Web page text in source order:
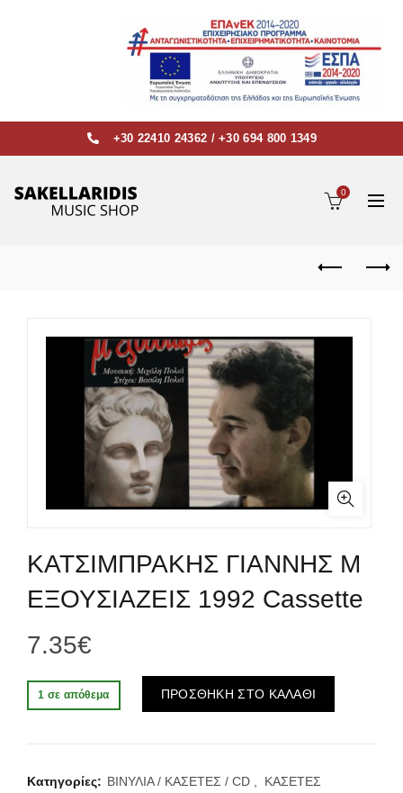
+30 22410 24362 /+30 694 800 1349
0
ΚΑΤΣΙΜΠΡΑΚΗΣ ΓΙΑΝΝΗΣ Μ
ΕΞΟΥΣΙΑΖΕΙΣ 1992 Cassette
7.35€
1 σε απόθεμα ΠΡΟΣΘΗΚΗ ΣΤΟ ΚΑΛΑΘΙ
Κατηγορίες: ΒΙΝΥΛΙΑ / ΚΑΣΕΤΕΣ / CD ΚΑΣΕΤΕΣ